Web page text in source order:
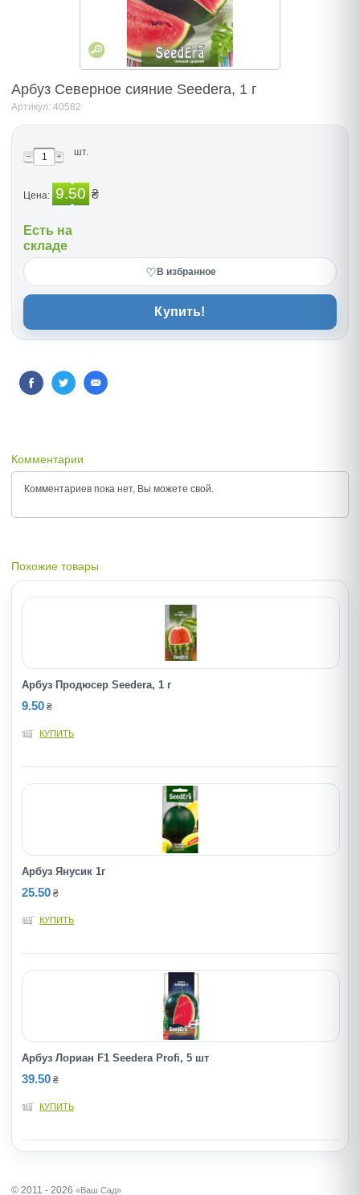
Арбуз Северное сияние Seedera, 1 г
Артикул: 40582
шт.
Цена: 9.50 ₴
Есть на
складе
♡ В избранное
Купить!
Комментарии
Комментариев пока нет, Вы можете свой.
Похожие товары
Арбуз Продюсер Seedera, 1 г
9.50 ₴
КУПИТЬ
Арбуз Янусик 1г
25.50 ₴
КУПИТЬ
Арбуз Лориан F1 Seedera Profi, 5 шт
39.50 ₴
КУПИТЬ
© 2011 - 2026 «Ваш Сад»